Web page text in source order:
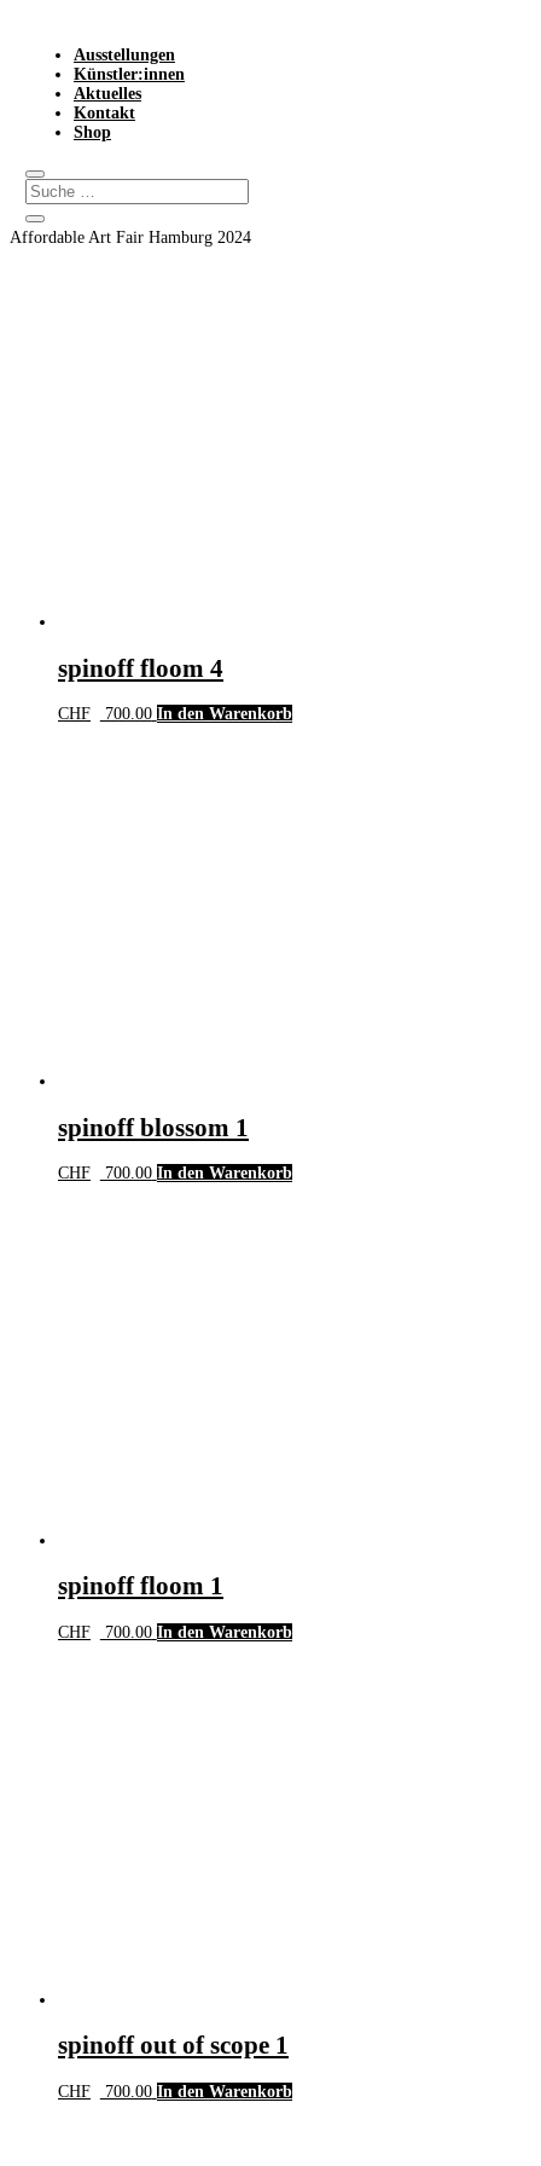
Ausstellungen
Künstler:innen
Aktuelles
Kontakt
Shop
Affordable Art Fair Hamburg 2024
spinoff floom 4
CHF 700.00 In den Warenkorb
spinoff blossom 1
CHF 700.00 In den Warenkorb
spinoff floom 1
CHF 700.00 In den Warenkorb
spinoff out of scope 1
CHF 700.00 In den Warenkorb